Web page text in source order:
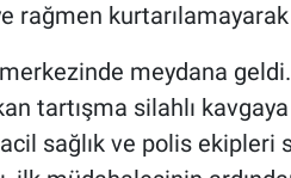
rağmen kurtarılamayarak
meydana
tartışma silahlı
sağlık ve polis ekipleri